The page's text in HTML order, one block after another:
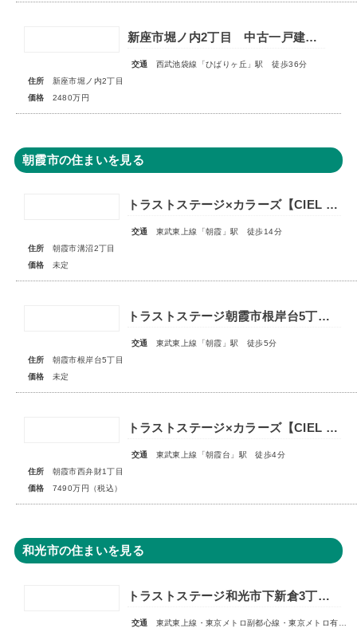
新座市堀ノ内2丁目 中古一戸建住宅
交通
西武池袋線「ひばりヶ丘」駅 徒歩36分
住所
新座市堀ノ内2丁目
価格
2480万円
朝霞市の住まいを見る
トラストステージ×カラーズ【CIEL VILLA】朝霞市溝沼2丁目21期 全4棟◆販売予告◆
交通
東武東上線「朝霞」駅 徒歩14分
住所
朝霞市溝沼2丁目
価格
未定
トラストステージ朝霞市根岸台5丁目43期 全6区画◇販売予告◇
交通
東武東上線「朝霞」駅 徒歩5分
住所
朝霞市根岸台5丁目
価格
未定
トラストステージ×カラーズ【CIEL VILLA】朝霞市西弁財1丁目2期 ★限定1棟 販売開始★
交通
東武東上線「朝霞台」駅 徒歩4分
住所
朝霞市西弁財1丁目
価格
7490万円（税込）
和光市の住まいを見る
トラストステージ和光市下新倉3丁目16期◇限定1区画◇
交通
東武東上線・東京メトロ副都心線・東京メトロ有楽町線「和光市」駅 徒歩19分